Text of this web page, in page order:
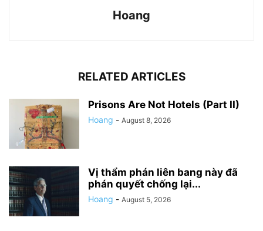
Hoang
RELATED ARTICLES
Prisons Are Not Hotels (Part II)
Hoang - August 8, 2026
Vị thẩm phán liên bang này đã
phán quyết chống lại...
Hoang - August 5, 2026